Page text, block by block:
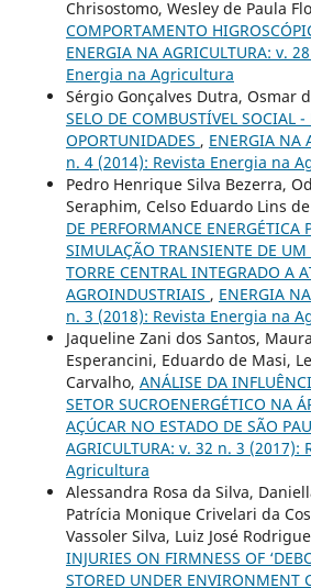
Chrisostomo, Wesley de Paula
COMPORTAMENTO
ENERGIA NA AGRICULTURA: v.
Energia na Agricultura
Sérgio Gonçalves Dutra, Osmar
SELO DE COMBUSTÍVEL SOCIAL -
OPORTUNIDADES , ENERGIA NA
n. 4 (2014): Revista Energia na
Pedro Henrique Silva Bezerra,
Seraphim, Celso Eduardo Lins
DE PERFORMANCE ENERGÉTICA
SIMULAÇÃO TRANSIENTE DE UM
TORRE CENTRAL INTEGRADO A
AGROINDUSTRIAIS , ENERGIA
n. 3 (2018): Revista Energia na
Jaqueline Zani dos Santos,
Esperancini, Eduardo de Masi,
Carvalho, ANÁLISE DA
SETOR SUCROENERGÉTICO NA
AÇÚCAR NO ESTADO DE SÃO
AGRICULTURA: v. 32 n. 3 (2017):
Agricultura
Alessandra Rosa da Silva,
Patrícia Monique Crivelari da
Vassoler Silva, Luiz José
INJURIES ON FIRMNESS OF
STORED UNDER ENVIRONMENT